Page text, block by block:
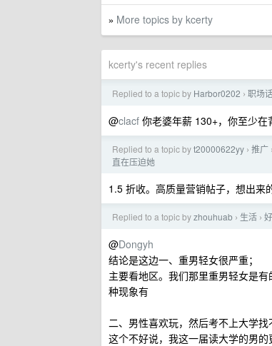
» More topics by kcerty
kcerty's recent replies
Replied to a topic by Harbor0202 › 职场
@clacf 你老婆年薪 130+，你至少
Replied to a topic byt20000622yy › 推广 ›
直在压迫她
1.5 折收。高质量营销帖子，想出来
Replied to a topic byzhouhuab › 生活 ›
@Dongyh
结论是这边一、重男轻女很严重；
主要看地区。我们那里重男轻女是
种现象有
二、男性喜欢玩，然后考不上大学找
这个不好说，我这一届读大学的男